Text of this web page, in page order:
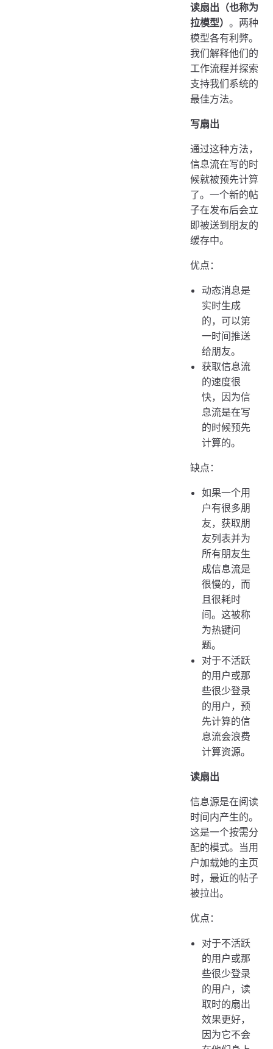
读扇出（也称为
拉模型） 。两种
模型各有利弊。
我们解释他们的
工作流程并探索
支持我们系统的
最佳方法。
写扇出
通过这种方法，
信息流在写的时
候就被预先计算
了。一个新的帖
子在发布后会立
即被送到朋友的
缓存中。
优点：
动态消息是
实时生成
的，可以第
一时间推送
给朋友。
获取信息流
的速度很
快，因为信
息流是在写
的时候预先
计算的。
缺点：
如果一个用
户有很多朋
友，获取朋
友列表并为
所有朋友生
成信息流是
很慢的，而
且很耗时
间。这被称
为热键问
题。
对于不活跃
的用户或那
些很少登录
的用户，预
先计算的信
息流会浪费
计算资源。
读扇出
信息源是在阅读
时间内产生的。
这是一个按需分
配的模式。当用
户加载她的主页
时，最近的帖子
被拉出。
优点：
对于不活跃
的用户或那
些很少登录
的用户，读
取时的扇出
效果更好，
因为它不会